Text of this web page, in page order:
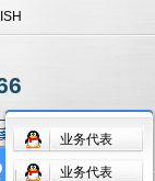
业务代表
业务代表